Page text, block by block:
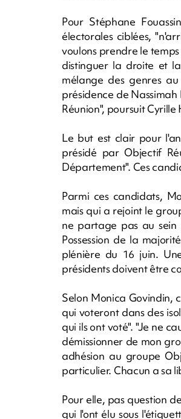
Pour Stéphane
électorales ciblées,
voulons prendre le
distinguer la droite et
mélange des genres
présidence de
Réunion", poursuit
Le but est clair pour
présidé par Objectif
Département". Ces
Parmi ces candidats,
mais qui a rejoint le
ne partage pas au sein
Possession de la
plénière du 16 juin.
présidents doivent être
Selon Monica Govindin,
qui voteront dans des
qui ils ont voté". "Je ne
démissionner de mon
adhésion au groupe
particulier. Chacun a sa
Pour elle, pas question
qui l'ont élu sous